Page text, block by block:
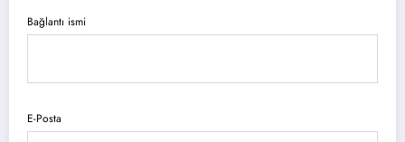
Bağlantı ismi
E-Posta